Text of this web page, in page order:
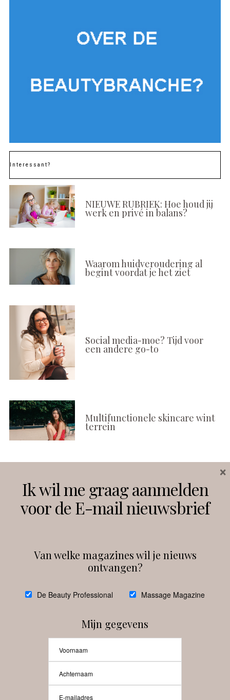
Interessant?
NIEUWE RUBRIEK: Hoe houd jij
werk en privé in balans?
Waarom huidveroudering al
begint voordat je het ziet
Social media-moe? Tijd voor
een andere go-to
Multifunctionele skincare wint
terrein
Instagram Facebook
debeautyprofessional
Ik wil me graag aanmelden
voor de E-mail nieuwsbrief
Van welke magazines wil je nieuws
ontvangen?
De Beauty Professional Massage Magazine
Mijn gegevens
×